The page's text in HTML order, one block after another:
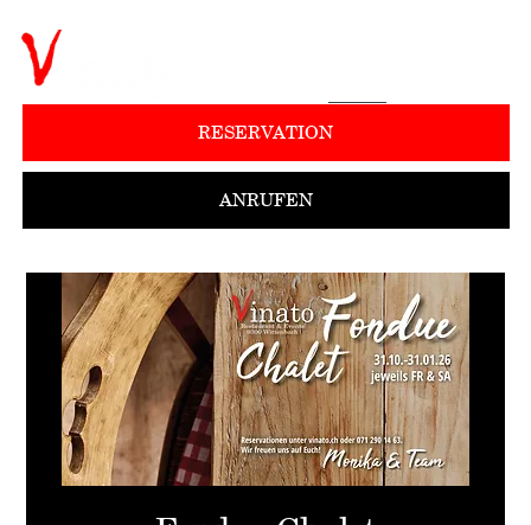
ANRUFEN
RESERVATION